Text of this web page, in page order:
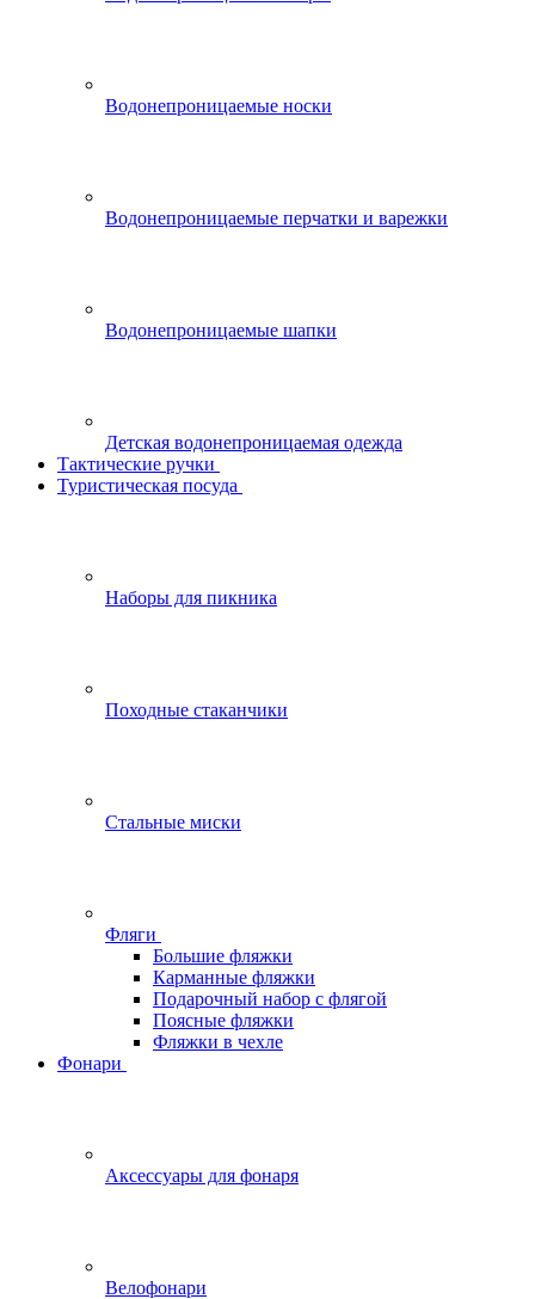
Водонепроницаемые носки
Водонепроницаемые перчатки и варежки
Водонепроницаемые шапки
Детская водонепроницаемая одежда
Тактические ручки
Туристическая посуда
Наборы для пикника
Походные стаканчики
Стальные миски
Фляги
Большие фляжки
Карманные фляжки
Подарочный набор с флягой
Поясные фляжки
Фляжки в чехле
Фонари
Аксессуары для фонаря
Велофонари